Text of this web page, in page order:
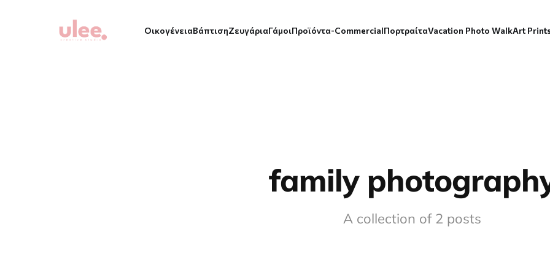
ΟικογένειαΒάπτισηΖευγάριαΓάμοιΠροϊόντα-CommercialΠορτραίταVacation Photo WalkArt
family
A collection of 2 posts